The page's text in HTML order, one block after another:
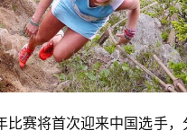
比赛将首次迎来中国选手，